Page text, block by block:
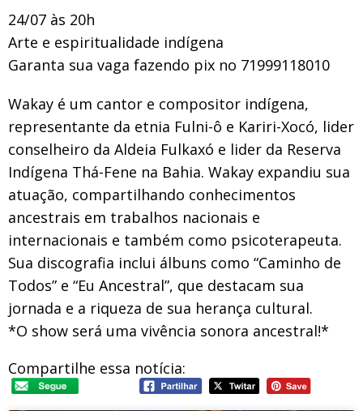
24/07 às 20h
Arte e espiritualidade indígena
Garanta sua vaga fazendo pix no 71999118010
Wakay é um cantor e compositor indígena,
representante da etnia Fulni-ô e Kariri-Xocó, lider
conselheiro da Aldeia Fulkaxó e lider da Reserva
Indígena Thá-Fene na Bahia. Wakay expandiu sua
atuação, compartilhando conhecimentos
ancestrais em trabalhos nacionais e
internacionais e também como psicoterapeuta.
Sua discografia inclui álbuns como “Caminho de
Todos” e “Eu Ancestral”, que destacam sua
jornada e a riqueza de sua herança cultural.
*O show será uma vivência sonora ancestral!*
Compartilhe essa notícia: